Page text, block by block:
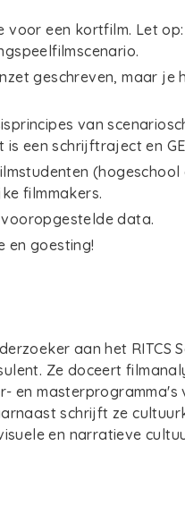
voor een kortfilm. Let
geschreven, maar je
van
een schrijftraject en
filmmakers.
data.
en goesting!
aan het RITCS
Ze doceert
en masterprogramma's
schrijft ze
en narratieve